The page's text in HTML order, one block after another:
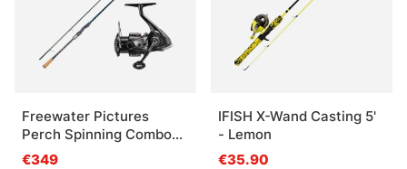
Freewater Pictures
Perch Spinning Combo
7'8'' - 3-20g
€349
IFISH X-Wand Casting 5'
- Lemon
€35.90